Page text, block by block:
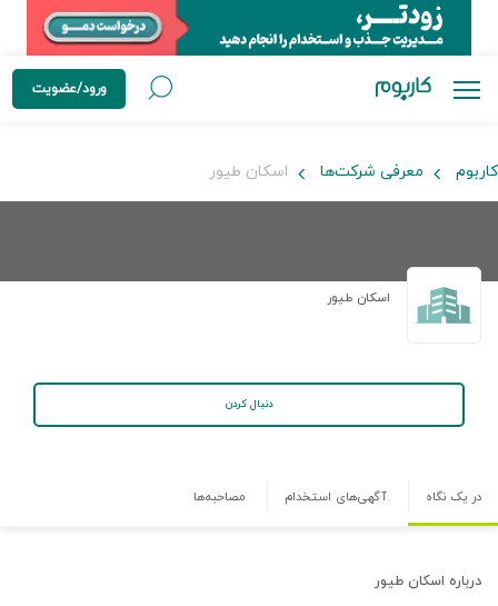
ورود/عضویت
کاربوم معرفی شرکت‌ها اسکان طیور
اسکان طیور
دنبال کردن
در یک نگاه آگهی‌های استخدام مصاحبه‌ها
درباره اسکان طیور